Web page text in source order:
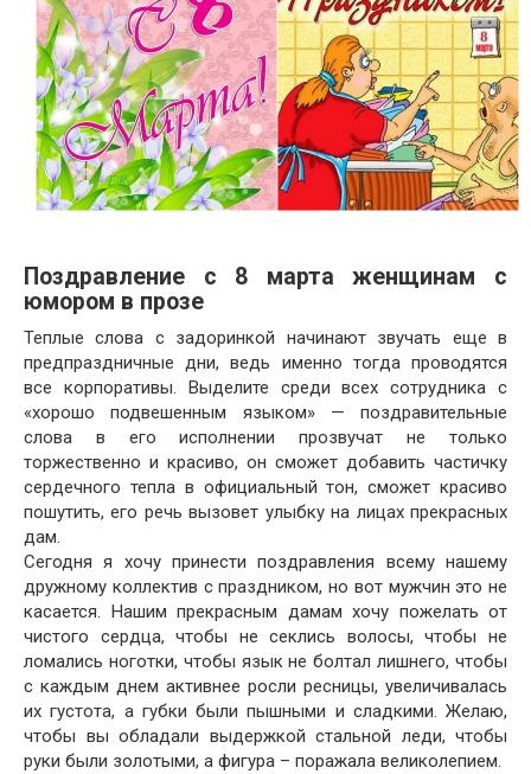
Поздравление с 8 марта женщинам с
юмором в прозе
Теплые слова с задоринкой начинают звучать еще в
предпраздничные дни, ведь именно тогда проводятся
все корпоративы. Выделите среди всех сотрудника с
«хорошо подвешенным языком» — поздравительные
слова в его исполнении прозвучат не только
торжественно и красиво, он сможет добавить частичку
сердечного тепла в официальный тон, сможет красиво
пошутить, его речь вызовет улыбку на лицах прекрасных
дам.
Сегодня я хочу принести поздравления всему нашему
дружному коллектив с праздником, но вот мужчин это не
касается. Нашим прекрасным дамам хочу пожелать от
чистого сердца, чтобы не секлись волосы, чтобы не
ломались ноготки, чтобы язык не болтал лишнего, чтобы
с каждым днем активнее росли ресницы, увеличивалась
их густота, а губки были пышными и сладкими. Желаю,
чтобы вы обладали выдержкой стальной леди, чтобы
руки были золотыми, а фигура – поражала великолепием.